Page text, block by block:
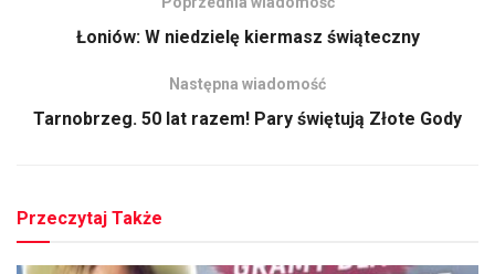
Łoniów: W niedzielę kiermasz świąteczny
Następna wiadomość
Tarnobrzeg. 50 lat razem! Pary świętują Złote Gody
Przeczytaj Także